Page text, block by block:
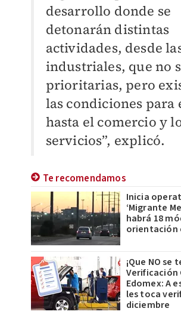
desarrollo donde se
detonarán distintas
actividades, desde
industriales, que no
prioritarias, pero
las condiciones para
hasta el comercio y
servicios”, explicó.
Te recomendamos
Inicia
‘Migrante
habrá 18
orientación
¡Que NO se
Verificación
Edomex: A
les toca
diciembre